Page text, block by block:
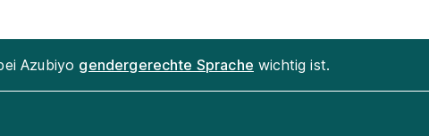
Azubiyo gendergerechte Sprache wichtig ist.